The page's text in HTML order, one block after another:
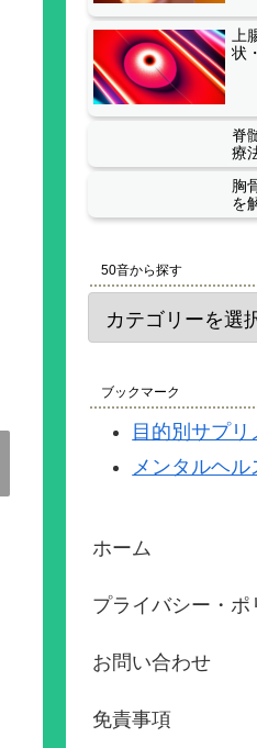
上
状
脊
療
胸
を
50音から探す
ブックマーク
目的別サプリ
メンタルヘル
ホーム
プライバシー・ポ
お問い合わせ
免責事項